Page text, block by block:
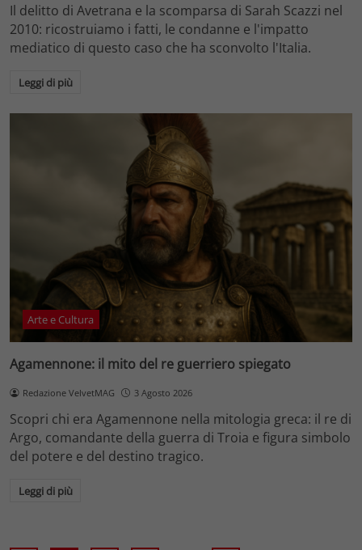
Il delitto di Avetrana e la scomparsa di Sarah Scazzi nel
2010: ricostruiamo i fatti, le condanne e l'impatto
mediatico di questo caso che ha sconvolto l'Italia.
Leggi di più
Arte e Cultura
Agamennone: il mito del re guerriero spiegato
Redazione VelvetMAG 3 Agosto 2026
Scopri chi era Agamennone nella mitologia greca: il re di
Argo, comandante della guerra di Troia e figura simbolo
del potere e del destino tragico.
Leggi di più